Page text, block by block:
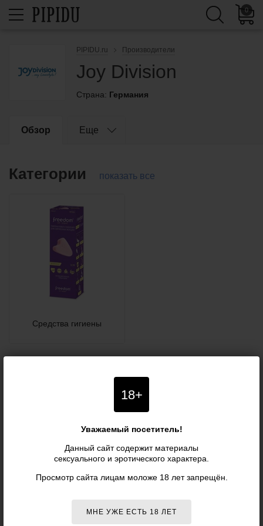
18+
Уважаемый посетитель!
Данный сайт содержит материалы
сексуального и эротического характера.
Просмотр сайта лицам моложе 18 лет запрещён.
МНЕ УЖЕ ЕСТЬ 18 ЛЕТ
0
PIPIDU.ru Производители
Joy Division
Страна: Германия
Обзор Еще
Категории показать все
Средства гигиены
показать все
Женские гигиенические
−23%
Женские гигиенические